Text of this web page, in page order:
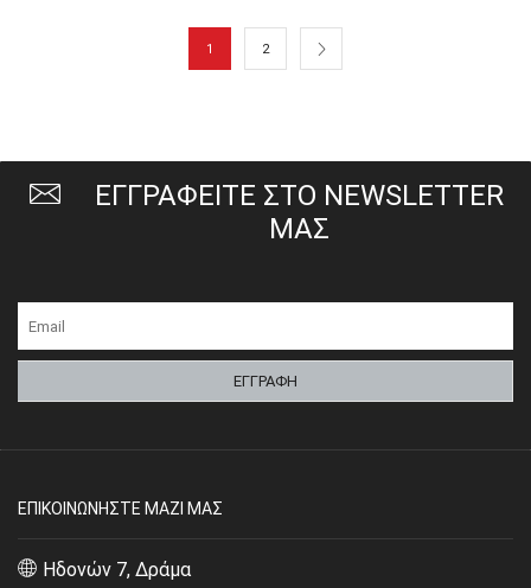
1 2
ΕΓΓΡΑΦΕΙΤΕ ΣΤΟ NEWSLETTER
ΜΑΣ
ΕΠΙΚΟΙΝΩΝΗΣΤΕ ΜΑΖΙ ΜΑΣ
Ηδονών 7, Δράμα